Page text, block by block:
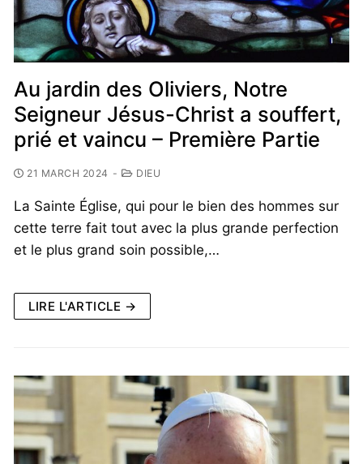
Au jardin des Oliviers, Notre
Seigneur Jésus-Christ a souffert,
prié et vaincu – Première Partie
21 MARCH 2024 - DIEU
La Sainte Église, qui pour le bien des hommes sur
cette terre fait tout avec la plus grande perfection
et le plus grand soin possible,…
LIRE L'ARTICLE →